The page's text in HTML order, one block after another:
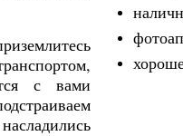
с вами